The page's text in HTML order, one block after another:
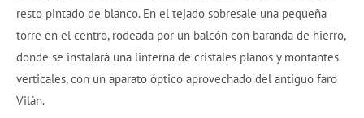
resto pintado de blanco. En el tejado sobresale una pequeña
torre en el centro, rodeada por un balcón con baranda de hierro,
donde se instalará una linterna de cristales planos y montantes
verticales, con un aparato óptico aprovechado del antiguo faro
Vilán.